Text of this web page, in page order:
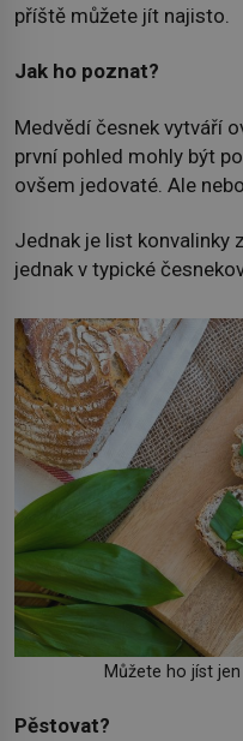
příště můžete jít najisto.
Jak ho poznat?
Medvědí česnek vytváří
první pohled mohly být
ovšem jedovaté. Ale
Jednak je list konvalinky
jednak v typické
Můžete ho jíst
Pěstovat?